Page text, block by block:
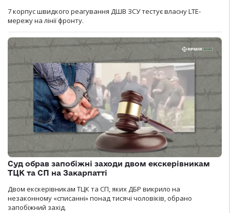
7 корпус швидкого реагування ДШВ ЗСУ тестує власну LTE-
мережу на лінії фронту.
Суд обрав запобіжні заходи двом екскерівникам
ТЦК та СП на Закарпатті
Двом екскерівникам ТЦК та СП, яких ДБР викрило на
незаконному «списанні» понад тисячі чоловіків, обрано
запобіжний захід.